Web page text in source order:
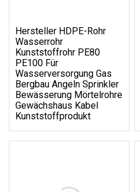
Hersteller HDPE-Rohr
Wasserrohr
Kunststoffrohr PE80
PE100 Für
Wasserversorgung Gas
Bergbau Angeln Sprinkler
Bewässerung Mörtelrohre
Gewächshaus Kabel
Kunststoffprodukt